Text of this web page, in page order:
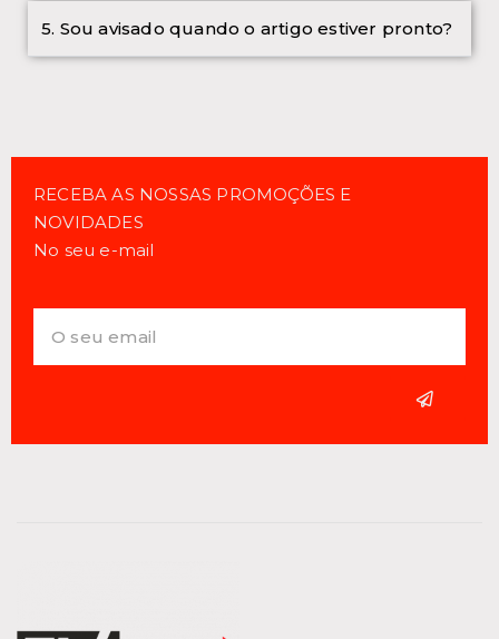
5. Sou avisado quando o artigo estiver pronto?
RECEBA AS NOSSAS PROMOÇÕES E
NOVIDADES
No seu e-mail